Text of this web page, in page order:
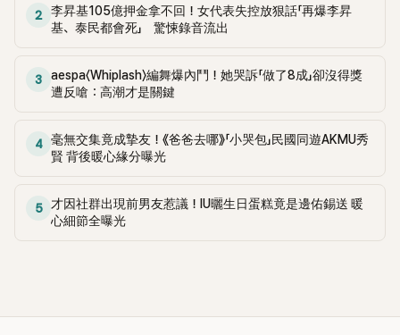
婚人生」而讓觀眾難以完全投入「初戀重逢」的浪漫氛圍。 更雪上
加霜的是，同檔對手 SBS 犯罪驚悚劇《家母螳螂》由高賢廷、張
勝宋仲基新作。 韓網論壇上也掀起激烈討論。酸民狠批：「宋仲
基真的不適合演浪漫劇」、「男女主角不搭」、「看了一下就看不下
惜，應該和同齡演員合作」。但也有部分網友持反對意見，表
示：「我超愛這部劇，完全是我的菜」、「我喜歡這種平淡的劇情
詞本身就是作弊啊！」、「宋仲基很久沒演浪漫喜劇了，他的聲
音和演技都很好」。
友有喝酒約會，你能接受嗎？」柳演錫坦言：「我覺得就算我阻
止，想出事的人還是會出事。如果已經約了，那就去吧，但要
會太在意。」展現大方態度。不過當千玗嬉追問「那兩個人晚上
10 點單獨見面也可以嗎？」宋仲基與柳演錫立刻異口同聲笑
基和千玗嬉合作的新劇《我的青春》是一部浪漫愛情劇，將於 9
月 5 日首播。劇情講述支撐彼此人生最黑暗時期的初戀，時隔
2
李昇基105億押金拿不回！女代表失控放狠話「再爆李昇
基、泰民都會死」 驚悚錄音流出
3
aespa〈Whiplash〉編舞爆內鬥！她哭訴「做了8成」卻沒得獎
遭反嗆：高潮才是關鍵
4
毫無交集竟成摯友！《爸爸去哪》「小哭包」民國同遊AKMU秀
賢 背後暖心緣分曝光
5
才因社群出現前男友惹議！IU曬生日蛋糕竟是邊佑錫送 暖
心細節全曝光